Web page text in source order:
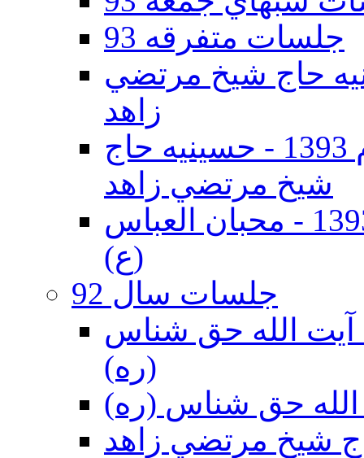
جلسات متفرقه 93
دوم 93 - حسينيه حاج شيخ مرتضي
زاهد
جلسات دهه اول محرم الحرام 1393 - حسينيه حاج
شيخ مرتضي زاهد
جلسات دهه اول محرم الحرام 1393 - محبان العباس
(ع)
جلسات سال 92
92 - حسينيه آيت الله حق شناس
(ره)